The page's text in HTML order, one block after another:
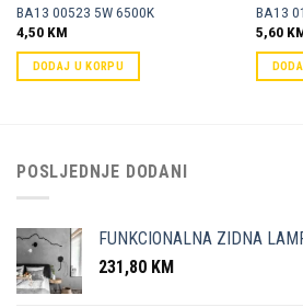
BA13 00523 5W 6500K
4,50 KM
DODAJ U KORPU
BA13
5,60
POSLJEDNJE DODANI
FUNKCIONALNA ZIDNA
231,80 KM